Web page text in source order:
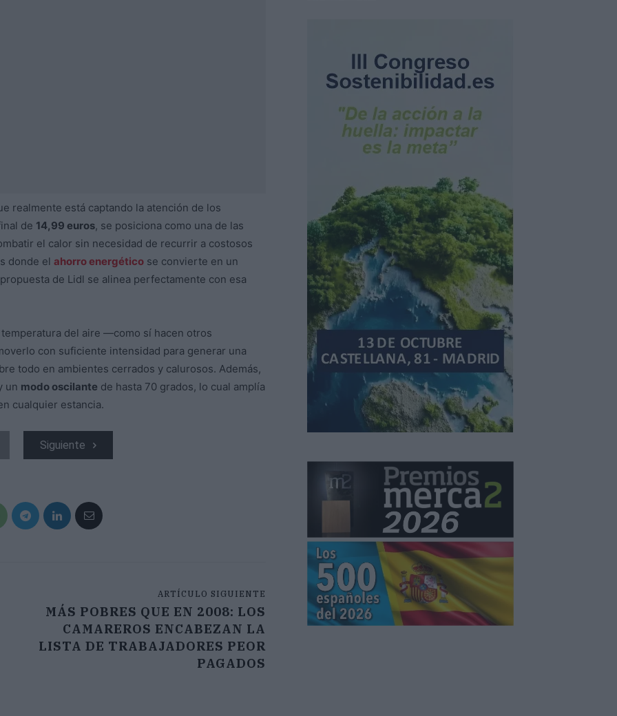
realmente está captando la atención de los
de 14,99 euros, se posiciona como una de las
el calor sin necesidad de recurrir a costosos
donde el ahorro energético se convierte en un
de Lidl se alinea perfectamente con esa
del aire —como sí hacen otros
con suficiente intensidad para generar una
todo en ambientes cerrados y calurosos. Además,
un modo oscilante de hasta 70 grados, lo cual amplía
cualquier estancia.
Siguiente
ARTÍCULO SIGUIENTE
MÁS POBRES QUE EN 2008: LOS
CAMAREROS ENCABEZAN LA
LISTA DE TRABAJADORES PEOR
PAGADOS